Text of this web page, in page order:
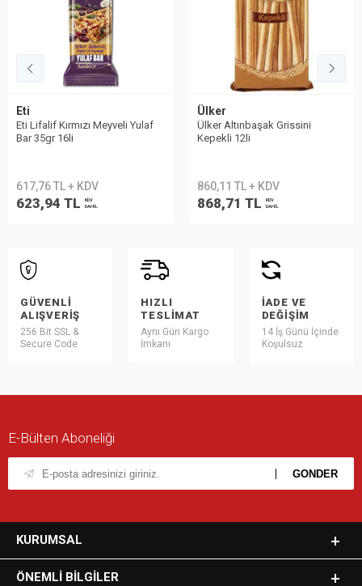
Eti
Eti Lifalif Kırmızı Meyveli Yulaf
Bar 35gr 16li
617,76 TL + KDV
623,94 TL
KDV
DAHİL
Ülker
Ülker Altınbaşak Grissini
Kepekli 12li
860,11 TL + KDV
868,71 TL
KDV
DAHİL
GÜVENLI
ALIŞVERIŞ
256 Bit SSL &
Secure Code
HIZLI
TESLIMAT
Aynı Gün Kargo
İmkanı
İADE VE
DEĞIŞIM
14 İş Günü İçinde
Koşulsuz
E-Bülten Aboneliği
KURUMSAL
ÖNEMLI BILGILER